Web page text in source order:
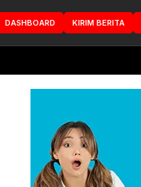
DASHBOARD KIRIM BERITA